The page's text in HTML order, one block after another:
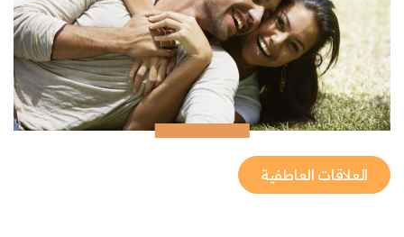
العلاقات العاطفية